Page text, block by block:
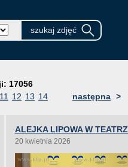
17056
11 12 13 14 następna >
ALEJKA LIPOWA W
20 kwietnia 2026